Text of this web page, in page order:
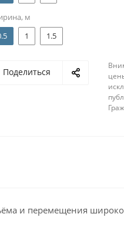
м
1 1.5
Поделиться
и перемещения